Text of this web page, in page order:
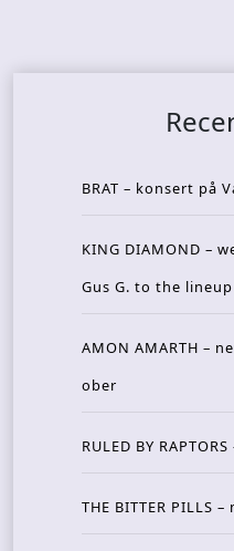
BRAT – konsert på
KING DIAMOND –
Gus G. to the lineup
AMON AMARTH –
ober
RULED BY
THE BITTER PILLS